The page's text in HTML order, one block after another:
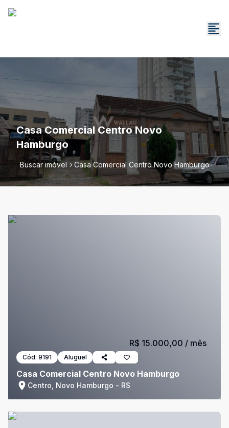
Casa Comercial Centro Novo
Hamburgo
Buscar imóvel Casa Comercial Centro Novo Hamburgo
Cód: 9191 Aluguel
Casa Comercial Centro Novo Hamburgo
Centro, Novo Hamburgo - RS
R$ 15.000,00 / mês